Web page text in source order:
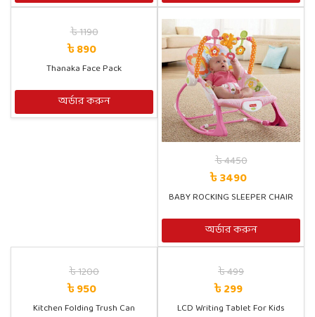
৳ 890
৳ 1190
Thanaka Face Pack
অর্ডার করুন
৳ 3490
৳ 4450
BABY ROCKING SLEEPER CHAIR
অর্ডার করুন
৳ 950
৳ 1200
Kitchen Folding Trush Can
৳ 299
৳ 499
LCD Writing Tablet For Kids